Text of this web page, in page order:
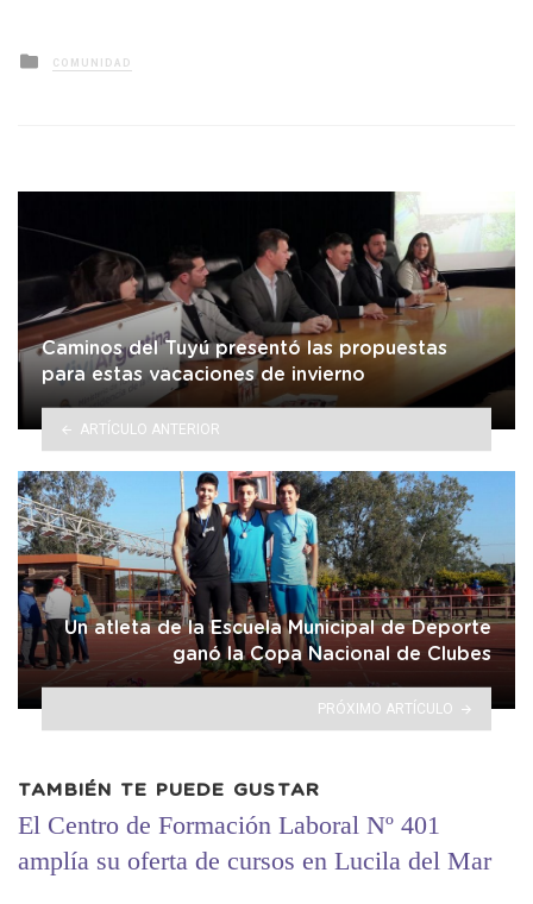
Posted
in
COMUNIDAD
Caminos del Tuyú presentó las propuestas
para estas vacaciones de invierno
ARTÍCULO ANTERIOR
Un atleta de la Escuela Municipal de Deporte
ganó la Copa Nacional de Clubes
PRÓXIMO ARTÍCULO
TAMBIÉN TE PUEDE GUSTAR
El Centro de Formación Laboral Nº 401
amplía su oferta de cursos en Lucila del Mar